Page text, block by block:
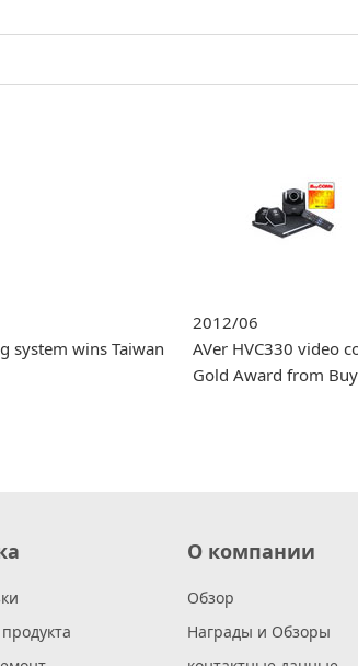
system wins Taiwan
2012/06
AVer HVC330 video
Gold Award from
О компании
Обзор
Награды и Обзоры